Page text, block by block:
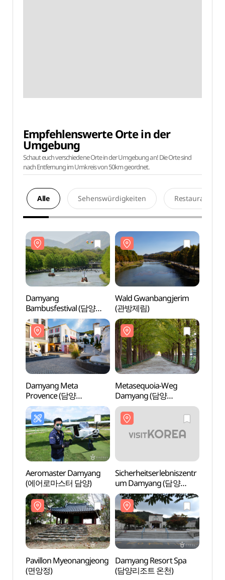
Empfehlenswerte Orte in der
Umgebung
Schaut euch verschiedene Orte in der Umgebung an! Die Orte sind
nach Entfernung im Umkreis von 50km geordnet.
Alle Sehenswürdigkeiten Restaurants
Damyang
Bambusfestival (담양
대나무축제)
Wald Gwanbangjerim
(관방제림)
Damyang Meta
Provence (담양
메타프로방스)
Metasequoia-Weg
Damyang (담양
메타세쿼이아길)
Aeromaster Damyang
(에어로마스터 담양)
Sicherheitserlebniszentr
um Damyang (담양
안전체험장
(안전보건공단))
Pavillon Myeonangjeong
(면앙정)
Damyang Resort Spa
(담양리조트 온천)